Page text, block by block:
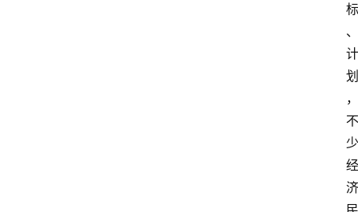
标
、
计
划
，
不
少
经
济